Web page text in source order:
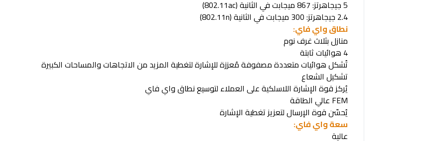
5جيجاهرتز:867ميجابت في الثانية(802.11ac)
2.4 جيجاهرتز:300 ميجابت في الثانية(802.11n)
نطاق واي فاي:
منازل بثلاث غرف نوم
4 هوائيات ثابتة
تُشكل هوائيات متعددة مصفوفة مُعززة للإشارة لتغطية المزيد من الاتجاهات والمساحات الكبيرة
تشكيل الشعاع
يُركز قوة الإشارة اللاسلكية على العملاء لتوسيع نطاق واي فاي
FEM عالي الطاقة
يُحسّن قوة الإرسال لتعزيز تغطية الإشارة
سعة واي فاي:
عالية